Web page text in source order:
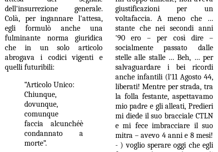
dell'insurrezione generale.
Colà, per ingannare l'attesa,
egli formulò anche una
fulminante norma giuridica
che in un solo articolo
abrogava i codici vigenti e
quelli futuribili:
“Articolo Unico:
Chiunque,
dovunque,
comunque
faccia alcunchéè
condannato a
morte”.
giustificazioni per un
voltafaccia. A meno che …
stante che nei secondi anni
'90 ero – per cosìdire –
socialmente passato dalle
stelle alle stalle … Beh, … per
salvaguardare i bei ricordi
anche infantili (l'11 Agosto 44,
liberati! Mentre per strada, tra
la folla festante, aspettavamo
mio padre e gli alleati, Predieri
mi diede il suo bracciale CTLN
e mi fece imbracciare il suo
mitra – avevo 4 anni e 8 mesi!
- ) voglio sperare oggi che egli